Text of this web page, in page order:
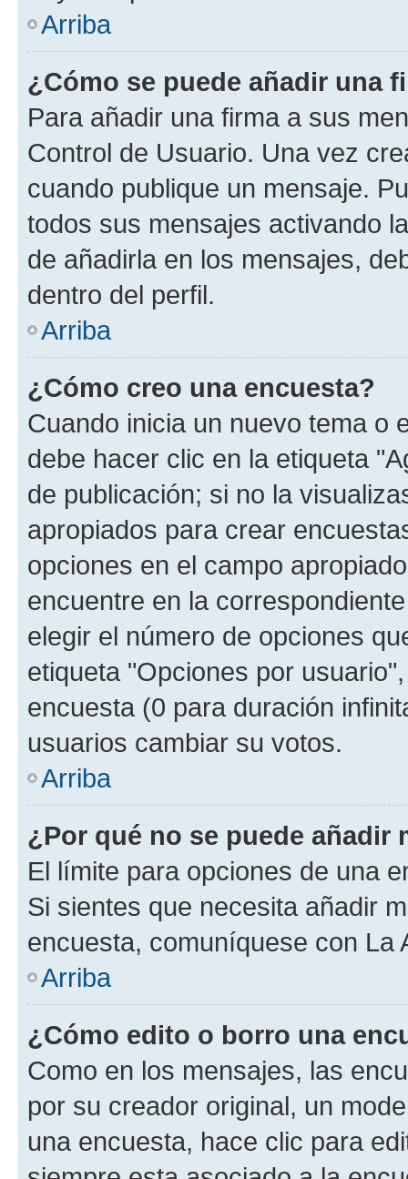
Arriba
¿Cómo se puede añadir una
Para añadir una firma a sus
Control de Usuario. Una vez
cuando publique un mensaje.
todos sus mensajes activando
de añadirla en los mensajes,
dentro del perfil.
Arriba
¿Cómo creo una encuesta?
Cuando inicia un nuevo tema o
debe hacer clic en la etiqueta
de publicación; si no la
apropiados para crear
opciones en el campo
encuentre en la
elegir el número de opciones
etiqueta "Opciones por
encuesta (0 para duración
usuarios cambiar su votos.
Arriba
¿Por qué no se puede añadir
El límite para opciones de una
Si sientes que necesita añadir
encuesta, comuníquese con La
Arriba
¿Cómo edito o borro una
Como en los mensajes, las
por su creador original, un
una encuesta, hace clic para